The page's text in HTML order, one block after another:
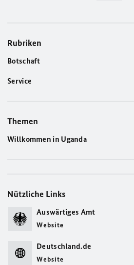
Rubriken
Botschaft
Service
Themen
Willkommen in Uganda
Nützliche Links
Auswärtiges Amt
Website
Deutschland.de
Website